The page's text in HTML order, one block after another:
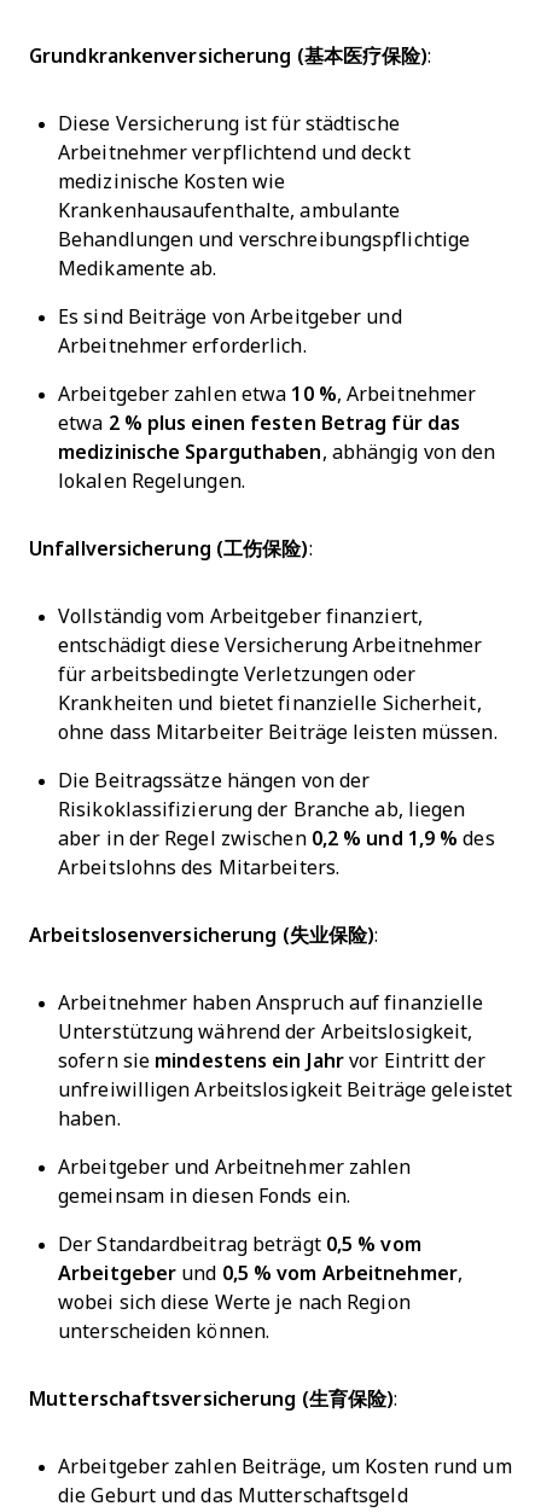
Grundkrankenversicherung (基本医疗保险):
Diese Versicherung ist für städtische
Arbeitnehmer verpflichtend und deckt
medizinische Kosten wie
Krankenhausaufenthalte, ambulante
Behandlungen und verschreibungspflichtige
Medikamente ab.
Es sind Beiträge von Arbeitgeber und
Arbeitnehmer erforderlich.
Arbeitgeber zahlen etwa 10 %, Arbeitnehmer
etwa 2 % plus einen festen Betrag für das
medizinische Sparguthaben, abhängig von den
lokalen Regelungen.
Unfallversicherung (工伤保险):
Vollständig vom Arbeitgeber finanziert,
entschädigt diese Versicherung Arbeitnehmer
für arbeitsbedingte Verletzungen oder
Krankheiten und bietet finanzielle Sicherheit,
ohne dass Mitarbeiter Beiträge leisten müssen.
Die Beitragssätze hängen von der
Risikoklassifizierung der Branche ab, liegen
aber in der Regel zwischen 0,2 % und 1,9 % des
Arbeitslohns des Mitarbeiters.
Arbeitslosenversicherung (失业保险):
Arbeitnehmer haben Anspruch auf finanzielle
Unterstützung während der Arbeitslosigkeit,
sofern sie mindestens ein Jahr vor Eintritt der
unfreiwilligen Arbeitslosigkeit Beiträge geleistet
haben.
Arbeitgeber und Arbeitnehmer zahlen
gemeinsam in diesen Fonds ein.
Der Standardbeitrag beträgt 0,5 % vom
Arbeitgeber und 0,5 % vom Arbeitnehmer,
wobei sich diese Werte je nach Region
unterscheiden können.
Mutterschaftsversicherung (生育保险):
Arbeitgeber zahlen Beiträge, um Kosten rund um
die Geburt und das Mutterschaftsgeld